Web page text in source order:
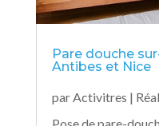
Pare douche
Antibes et Nice
parActivitres |